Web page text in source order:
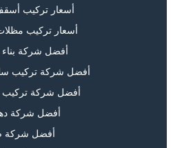
أسعار تركيب
أسعار تركيب
أفضل شركة بناء
أفضل شركة تركيب
أفضل شركة تركيب
أفضل شركة
أفضل شركة